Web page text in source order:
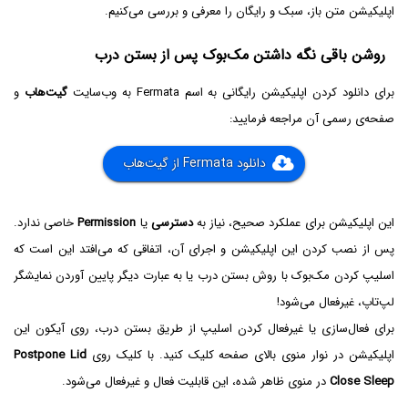
اپلیکیشن متن باز، سبک و رایگان را معرفی و بررسی می‌کنیم.
روشن باقی نگه داشتن مک‌بوک پس از بستن درب
برای دانلود کردن اپلیکیشن رایگانی به اسم Fermata به وب‌سایت گیت‌هاب و
صفحه‌ی رسمی آن مراجعه فرمایید:
دانلود Fermata از گیت‌هاب
این اپلیکیشن برای عملکرد صحیح، نیاز بهدسترسییا Permissionخاصی ندارد.
پس از نصب کردن این اپلیکیشن و اجرای آن، اتفاقی که می‌افتد این است که
اسلیپ کردن مک‌بوک با روش بستن درب یا به عبارت دیگر پایین آوردن نمایشگر
لپ‌تاپ، غیرفعال می‌شود!
برای فعال‌سازی یا غیرفعال کردن اسلیپ از طریق بستن درب، روی آیکون این
اپلیکیشن در نوار منوی بالای صفحه کلیک کنید. با کلیک رویPostpone Lid
Close Sleepدر منوی ظاهر شده، این قابلیت فعال و غیرفعال می‌شود.